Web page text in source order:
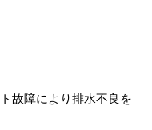
故障により排水不良を